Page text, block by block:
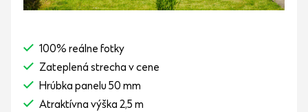
100% reálne fotky
Zateplená strecha v cene
Hrúbka panelu 50 mm
Atraktívna výška 2,5 m